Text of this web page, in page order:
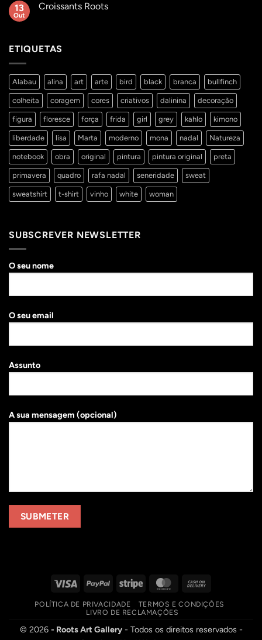
Coleção
13
Out
Croissants Roots
Roots
ETIQUETAS
Alabau alina art arte bird black branca bullfinch
colheita coragem cores criativos dalinina decoração
figura floresce força frida girl grey kahlo kimono
liberdade lisa Marta moderno mona nadal Natureza
notebook obra original pintura pintura original preta
primavera quadro rafa nadal seneridade sweat
sweatshirt t-shirt vinho white woman
SUBSCREVER NEWSLETTER
O seu nome
O seu email
Assunto
A sua mensagem (opcional)
Visa PayPal Stripe MasterCard
Delivery
POLÍTICA DE PRIVACIDADE
TERMOS E CONDIÇÕES
LIVRO DE RECLAMAÇÕES
© 2026 - Roots Art Gallery- Todos os direitos reservados -